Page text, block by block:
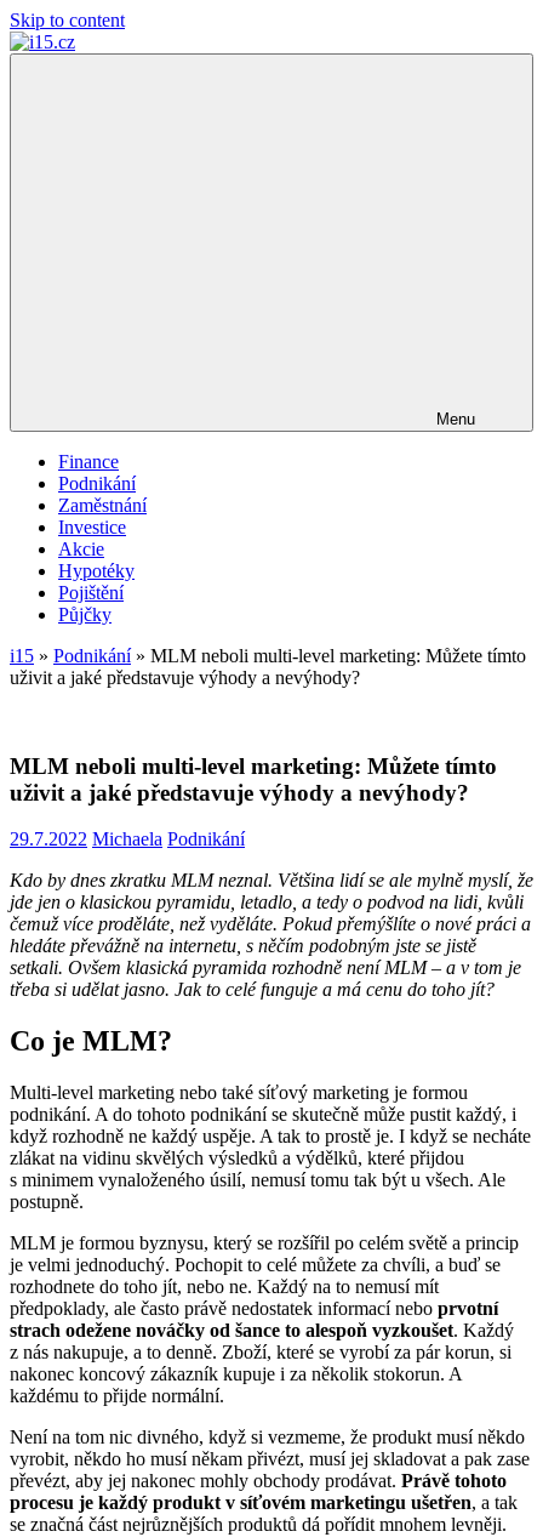
Skip to content
Menu
Finance
Podnikání
Zaměstnání
Investice
Akcie
Hypotéky
Pojištění
Půjčky
i15 » Podnikání» MLM neboli multi-level marketing: Můžete tímto
uživit a jaké představuje výhody a nevýhody?
MLM neboli multi-level marketing: Můžete tímto
uživit a jaké představuje výhody a nevýhody?
29.7.2022 Michaela Podnikání
Kdo by dnes zkratku MLM neznal. Většina lidí se ale mylně myslí, že
jde jen o klasickou pyramidu, letadlo, a tedy o podvod na lidi, kvůli
čemuž více proděláte, než vyděláte. Pokud přemýšlíte o nové práci a
hledáte převážně na internetu, s něčím podobným jste se jistě
setkali. Ovšem klasická pyramida rozhodně není MLM – a v tom je
třeba si udělat jasno. Jak to celé funguje a má cenu do toho jít?
Co je MLM?
Multi-level marketing nebo také síťový marketing je formou
podnikání. A do tohoto podnikání se skutečně může pustit každý, i
když rozhodně ne každý uspěje. A tak to prostě je. I když se necháte
zlákat na vidinu skvělých výsledků a výdělků, které přijdou
s minimem vynaloženého úsilí, nemusí tomu tak být u všech. Ale
postupně.
MLM je formou byznysu, který se rozšířil po celém světě a princip
je velmi jednoduchý. Pochopit to celé můžete za chvíli, a buď se
rozhodnete do toho jít, nebo ne. Každý na to nemusí mít
předpoklady, ale často právě nedostatek informací nebo prvotní
strach odežene nováčky od šance to alespoň vyzkoušet. Každý
z nás nakupuje, a to denně. Zboží, které se vyrobí za pár korun, si
nakonec koncový zákazník kupuje i za několik stokorun. A
každému to přijde normální.
Není na tom nic divného, když si vezmeme, že produkt musí někdo
vyrobit, někdo ho musí někam přivézt, musí jej skladovat a pak zase
převézt, aby jej nakonec mohly obchody prodávat. Právě tohoto
procesu je každý produkt v síťovém marketingu ušetřen, a tak
se značná část nejrůznějších produktů dá pořídit mnohem levněji.